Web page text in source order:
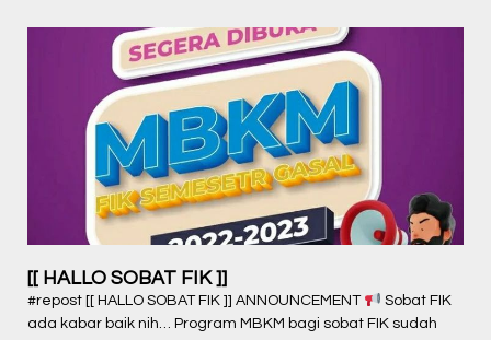
[[ HALLO SOBAT FIK ]]
#repost [[ HALLO SOBAT FIK ]] ANNOUNCEMENT
Sobat FIK
ada kabar baik nih… Program MBKM bagi sobat FIK sudah